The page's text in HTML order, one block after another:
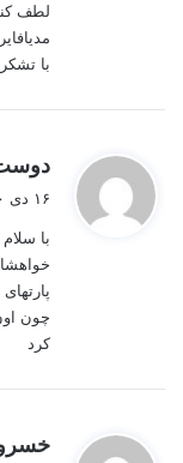
با تشکر
۱۶ دی ۱۳۹۰ در ۱۱:۲۷ ب٫ظ
با
پارتهای ۴ و ۷ رو هم در مدیا فایر آپلود کن
چون
کرد
خسرو